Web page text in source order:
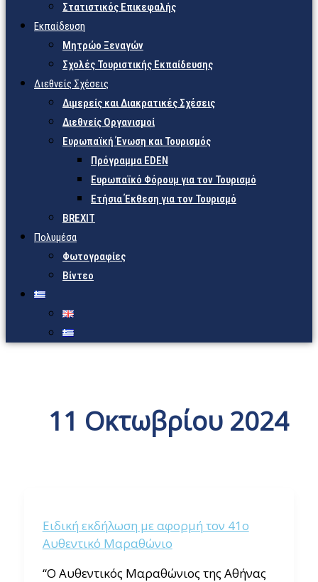
Στατιστικός Επικεφαλής
Εκπαίδευση
Μητρώο Ξεναγών
Σχολές Τουριστικής Εκπαίδευσης
Διεθνείς Σχέσεις
Διμερείς και Διακρατικές Σχέσεις
Διεθνείς Οργανισμοί
Ευρωπαϊκή Ένωση και Τουρισμός
Πρόγραμμα EDEN
Ευρωπαϊκό Φόρουμ για τον Τουρισμό
Ετήσια Έκθεση για τον Τουρισμό
BREXIT
Πολυμέσα
Φωτογραφίες
Βίντεο
11 Οκτωβρίου 2024
Ειδική εκδήλωση με αφορμή τον 41ο
Αυθεντικό Μαραθώνιο
“Ο Αυθεντικός Μαραθώνιος της Αθήνας